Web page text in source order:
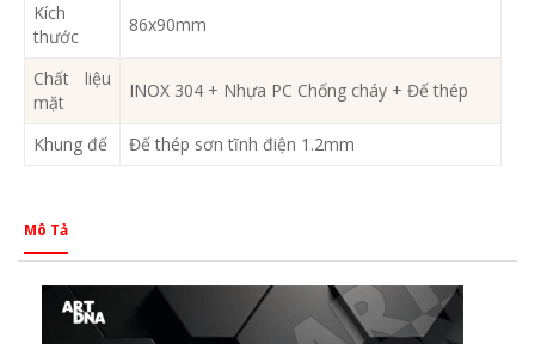
Kích
thước
86x90mm
Chất liệu
mặt
INOX 304 + Nhựa PC Chống cháy + Đế thép
Khung đế Đế thép sơn tĩnh điện 1.2mm
Mô Tả